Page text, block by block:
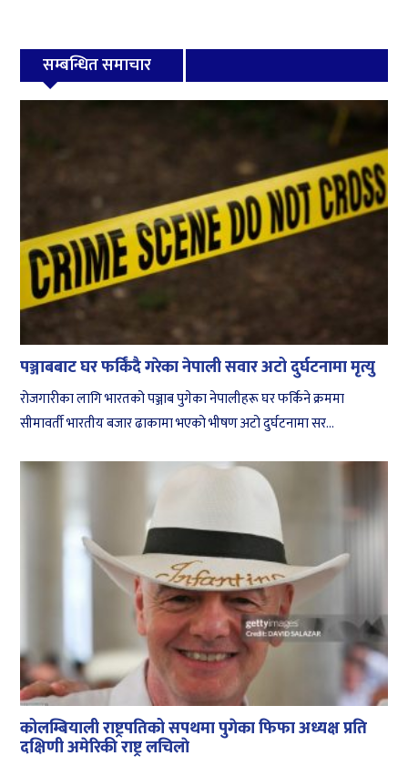
सम्बन्धित समाचार
पञ्जाबबाट घर फर्किंदै गरेका नेपाली सवार अटो दुर्घटनामा मृत्यु
रोजगारीका लागि भारतको पञ्जाब पुगेका नेपालीहरू घर फर्किने क्रममा
सीमावर्ती भारतीय बजार ढाकामा भएको भीषण अटो दुर्घटनामा सर...
कोलम्बियाली राष्ट्रपतिको सपथमा पुगेका फिफा अध्यक्ष प्रति
दक्षिणी अमेरिकी राष्ट्र लचिलाे